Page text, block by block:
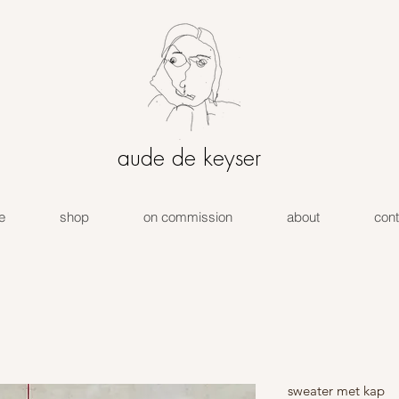
aude de keyser
shop on commission about
sweater met kap